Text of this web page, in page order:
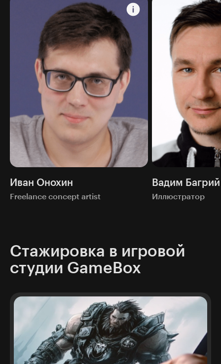
Иван Онохин
Freelance concept artist
Вадим Багрий
Иллюстратор
Стажировка в игровой
студии GameBox